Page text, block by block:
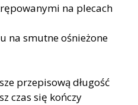
na plecach
na smutne ośnieżone
przepisową długość
czas się kończy